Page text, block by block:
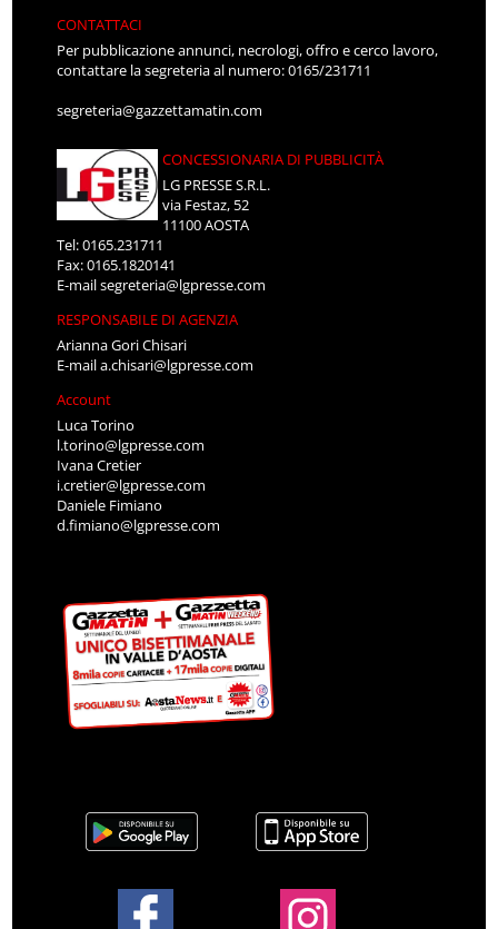
CONTATTACI
Per pubblicazione annunci, necrologi, offro e cerco lavoro,
contattare la segreteria al numero: 0165/231711
segreteria@gazzettamatin.com
CONCESSIONARIA DI PUBBLICITÀ
LG PRESSE S.R.L.
via Festaz, 52
11100 AOSTA
Tel: 0165.231711
Fax: 0165.1820141
E-mailsegreteria@lgpresse.com
RESPONSABILE DI AGENZIA
Arianna Gori Chisari
E-maila.chisari@lgpresse.com
Account
Luca Torino
l.torino@lgpresse.com
Ivana Cretier
i.cretier@lgpresse.com
Daniele Fimiano
d.fimiano@lgpresse.com